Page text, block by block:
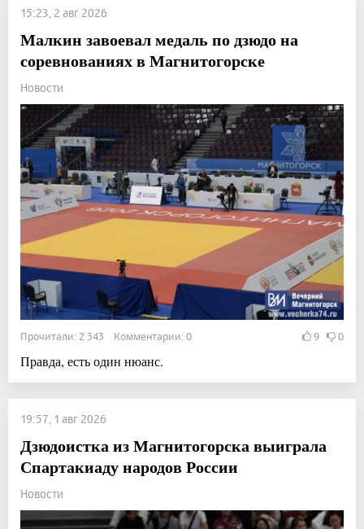
15:23, 2 авг 2026
Малкин завоевал медаль по дзюдо на
соревнованиях в Магнитогорске
Новости
Прочитали: 2 343 Комментарии: 0 9 0
Правда, есть один нюанс.
19:57, 1 авг 2026
Дзюдоистка из Магнитогорска выиграла
Спартакиаду народов России
Новости